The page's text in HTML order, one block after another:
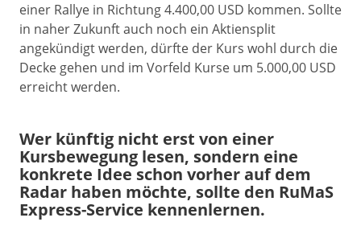
einer Rallye in Richtung 4.400,00 USD kommen. Sollte
in naher Zukunft auch noch ein Aktiensplit
angekündigt werden, dürfte der Kurs wohl durch die
Decke gehen und im Vorfeld Kurse um 5.000,00 USD
erreicht werden.
Wer künftig nicht erst von einer
Kursbewegung lesen, sondern eine
konkrete Idee schon vorher auf dem
Radar haben möchte, sollte den RuMaS
Express-Service kennenlernen.